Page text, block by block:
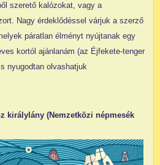
szerető kalózokat, vagy a
Nagy érdeklődéssel várjuk a szerző
páratlan élményt nyújtanak egy
kortól ajánlanám (az Éjfekete-tenger
nyugodtan olvashatjuk
királylány (Nemzetközi népmesék